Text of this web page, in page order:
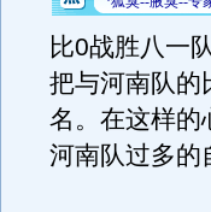
比0战胜八一
把与河南队的
名。在这样的
河南队过多的